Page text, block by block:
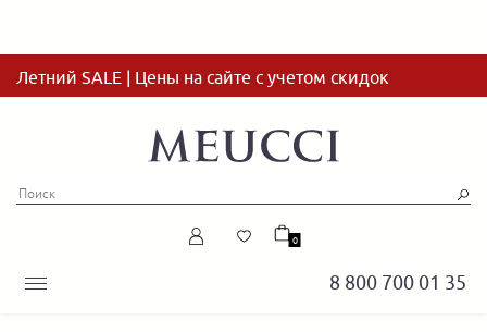
Летний SALE | Цены на сайте с учетом скидок
8 800 700 01 35
0